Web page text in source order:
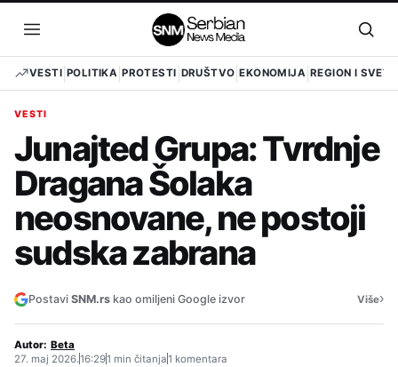
sadržaj
Otvori
meni
VESTI POLITIKA PROTESTI DRUŠTVO EKONOMIJA REGION I SVET
VESTI
Junajted Grupa: Tvrdnje
Dragana Šolaka
neosnovane, ne postoji
sudska zabrana
Postavi SNM.rs kao omiljeni Google izvor Više›
Autor: Beta
27. maj 2026.16:291 min čitanja1 komentara